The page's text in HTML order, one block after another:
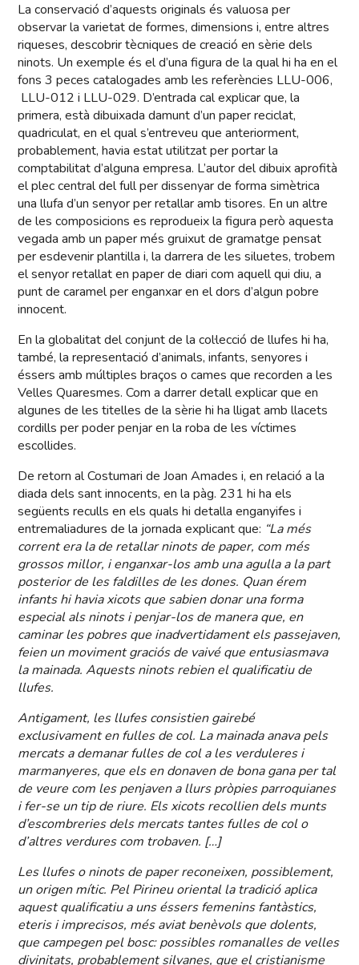
La conservació d’aquests originals és valuosa per
observar la varietat de formes, dimensions i, entre altres
riqueses, descobrir tècniques de creació en sèrie dels
ninots. Un exemple és el d’una figura de la qual hi ha en el
fons 3 peces catalogades amb les referències LLU-006,
LLU-012 i LLU-029. D’entrada cal explicar que, la
primera, està dibuixada damunt d’un paper reciclat,
quadriculat, en el qual s’entreveu que anteriorment,
probablement, havia estat utilitzat per portar la
comptabilitat d’alguna empresa. L’autor del dibuix aprofità
el plec central del full per dissenyar de forma simètrica
una llufa d’un senyor per retallar amb tisores. En un altre
de les composicions es reprodueix la figura però aquesta
vegada amb un paper més gruixut de gramatge pensat
per esdevenir plantilla i, la darrera de les siluetes, trobem
el senyor retallat en paper de diari com aquell qui diu, a
punt de caramel per enganxar en el dors d’algun pobre
innocent.
En la globalitat del conjunt de la col·lecció de llufes hi ha,
també, la representació d’animals, infants, senyores i
éssers amb múltiples braços o cames que recorden a les
Velles Quaresmes. Com a darrer detall explicar que en
algunes de les titelles de la sèrie hi ha lligat amb llacets
cordills per poder penjar en la roba de les víctimes
escollides.
De retorn al Costumari de Joan Amades i, en relació a la
diada dels sant innocents, en la pàg. 231 hi ha els
següents reculls en els quals hi detalla enganyifes i
entremaliadures de la jornada explicant que: “La més
corrent era la de retallar ninots de paper, com més
grossos millor, i enganxar-los amb una agulla a la part
posterior de les faldilles de les dones. Quan érem
infants hi havia xicots que sabien donar una forma
especial als ninots i penjar-los de manera que, en
caminar les pobres que inadvertidament els passejaven,
feien un moviment graciós de vaivé que entusiasmava
la mainada. Aquests ninots rebien el qualificatiu de
llufes.
Antigament, les llufes consistien gairebé
exclusivament en fulles de col. La mainada anava pels
mercats a demanar fulles de col a les verduleres i
marmanyeres, que els en donaven de bona gana per tal
de veure com les penjaven a llurs pròpies parroquianes
i fer-se un tip de riure. Els xicots recollien dels munts
d’escombreries dels mercats tantes fulles de col o
d’altres verdures com trobaven. […]
Les llufes o ninots de paper reconeixen, possiblement,
un origen mític. Pel Pirineu oriental la tradició aplica
aquest qualificatiu a uns éssers femenins fantàstics,
eteris i imprecisos, més aviat benèvols que dolents,
que campegen pel bosc: possibles romanalles de velles
divinitats, probablement silvanes, que el cristianisme